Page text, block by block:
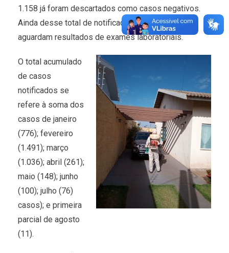
1.158 já foram descartados como casos negativos.
Ainda desse total de notificados suspeitos, 26
aguardam resultados de exames laboratoriais.
O total acumulado
de casos
notificados se
refere à soma dos
casos de janeiro
(776); fevereiro
(1.491); março
(1.036); abril (261);
maio (148); junho
(100); julho (76)
casos); e primeira
parcial de agosto
(11).